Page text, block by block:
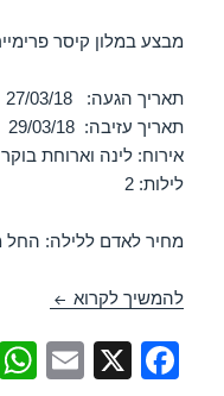
מבצע במלון קיסר
תאריך הגעה: 27/03/18
תאריך עזיבה: 29/03/18
אירוח: לינה וארוחת בוקר
לילות: 2
מחיר לאדם ללילה: החל מ-
להמשיך לקרוא חופשה
F
X
E